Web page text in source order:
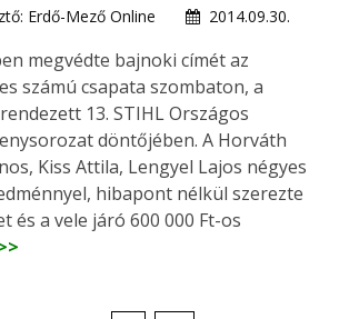
Erdő-Mező Online
2014.09.30.
megvédte bajnoki címét az
számú csapata szombaton, a
13. STIHL Országos
döntőjében. A Horváth
Kiss Attila, Lengyel Lajos négyes
hibapont nélkül szerezte
és a vele járó 600 000 Ft-os